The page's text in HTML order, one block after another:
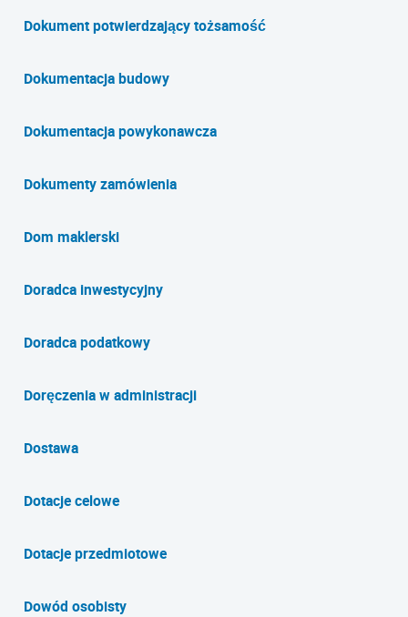
Dokument potwierdzający tożsamość
Dokumentacja budowy
Dokumentacja powykonawcza
Dokumenty zamówienia
Dom maklerski
Doradca inwestycyjny
Doradca podatkowy
Doręczenia w administracji
Dostawa
Dotacje celowe
Dotacje przedmiotowe
Dowód osobisty